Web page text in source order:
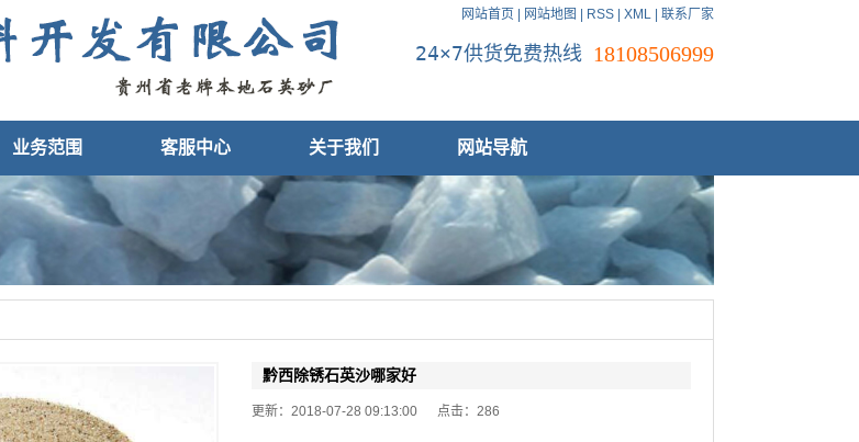
网站首页 网站地图 RSS XML 联系厂家
18108506999
24×7供货免费热线
业务范围 客服中心 关于我们 网站导航
黔西除锈石英沙哪家好
更新：2018-07-28 09:13:00 点击： 286